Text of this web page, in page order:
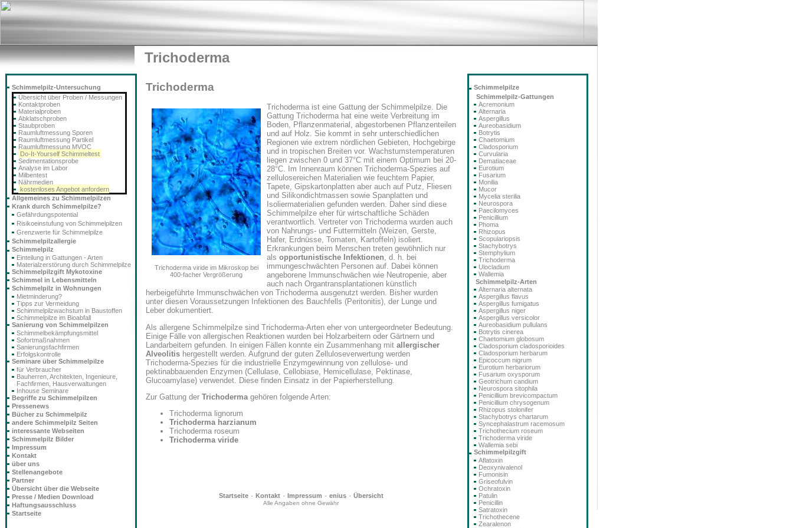
Trichoderma
Trichoderma
Trichoderma viride im Mikroskop bei
400-facher Vergrößerung
Trichoderma ist eine Gattung der Schimmelpilze. Die
Gattung Trichoderma hat eine weite Verbreitung im
Boden, Pflanzenmaterial, abgestorbenen Pflanzenteilen
und auf Holz. Sie kommt in sehr unterschiedlichen
Regionen wie extrem nördlichen Gebieten, Hochgebirge
und in tropischen Breiten vor. Wachstumstemperaturen
liegen zwischen 0 und 37°C mit einem Optimum bei 20-
28°C. Im Innenraum können Trichoderma-Spezies auf
zellulosereichen Materialien wie feuchtem Papier,
Tapete, Gipskartonplatten aber auch auf Putz, Fliesen
und Silikondichtmassen sowie Spanplatten und
Isoliermaterialien gefunden werden. Daher sind diese
Schimmelpilze eher für wirtschaftliche Schäden
verantwortlich. Vertreter von Trichoderma wurden auch
von Nahrungs- und Futtermitteln (Weizen, Gerste,
Hafer, Erdnüsse, Tomaten, Kartoffeln) isoliert.
Erkrankungen beim Menschen treten gewöhnlich nur
als opportunistische Infektionen, d. h. bei
immungeschwächten Personen auf. Dabei können
angeborene Immunschwächen wie Neutropenie, aber
auch nach Organtransplantationen künstlich
herbeigeführte Immunschwächen von Trichoderma ausgenutzt werden. Bisher wurden
unter diesen Voraussetzungen Infektionen des Bauchfells (Peritonitis), der Lunge und
Leber dokumentiert.
Als allergene Schimmelpilze sind Trichoderma-Arten eher von untergeordneter Bedeutung.
Einige Fälle von allergischen Reaktionen wurden bei Holzarbeitern oder Gärtnern und
Landarbeitern gefunden. In einigen Fällen konnte ein Zusammenhang mit allergischer
Alveolitis hergestellt werden. Aufgrund der guten Zelluloseverwertung werden
Trichoderma-Spezies für die industrielle Enzymgewinnung von zellulose- und
pektinabbauenden Enzymen (Cellulase, Cellobiase, Hemicellulase, Pektinase,
Glucoamylase) verwendet. Diese finden Einsatz in der Papierherstellung.
Zur Gattung der Trichodermagehören folgende Arten:
Trichoderma lignorum
Trichoderma harzianum
Trichoderma roseum
Trichoderma viride
Startseite· Kontakt· Impressum · enius· Übersicht
Alle Angaben ohne Gewähr
Schimmelpilz-Untersuchung
Übersicht über Proben / Messungen
Kontaktproben
Materialproben
Abklatschproben
Staubproben
Raumluftmessung Sporen
Raumluftmessung Partikel
Raumluftmessung MVOC
Do-It-Yourself Schimmeltest
Sedimentationsprobe
Analyse im Labor
Milbentest
Nährmedien
kostenloses Angebot anfordern
Allgemeines zu Schimmelpilzen
Krank durch Schimmelpilze?
Gefährdungspotential
Risikoeinstufung von Schimmelpilzen
Grenzwerte für Schimmelpilze
Schimmelpilzallergie
Schimmelpilz
Einteilung in Gattungen - Arten
Materialzerstörung durch Schimmelpilze
Schimmelpilzgift Mykotoxine
Schimmel in Lebensmitteln
Schimmelpilz in Wohnungen
Mietminderung?
Tipps zur Vermeidung
Schimmelpilzwachstum in Baustoffen
Schimmelpilze im Bioabfall
Sanierung von Schimmelpilzen
Schimmelbekämpfungsmittel
Sofortmaßnahmen
Sanierungsfachfirmen
Erfolgskontrolle
Seminare über Schimmelpilze
für Verbraucher
Bauherren, Architekten, Ingenieure,
Fachfirmen, Hausverwaltungen
Inhouse Seminare
Begriffe zu Schimmelpilzen
Pressenews
Bücher zu Schimmelpilz
andere Schimmelpilz Seiten
interessante Webseiten
Schimmelpilz Bilder
Impressum
Kontakt
über uns
Stellenangebote
Partner
Übersicht über die Webseite
Presse / Medien Download
Haftungsausschluss
Startseite
Schimmelpilze
Schimmelpilz-Gattungen
Acremonium
Alternaria
Aspergillus
Aureobasidium
Botrytis
Chaetomium
Cladosporium
Curvularia
Dematiaceae
Eurotium
Fusarium
Monilia
Mucor
Mycelia sterilia
Neurospora
Paecilomyces
Penicillium
Phoma
Rhizopus
Scopulariopsis
Stachybotrys
Stemphylium
Trichoderma
Ulocladium
Wallemia
Schimmelpilz-Arten
Alternaria alternata
Aspergillus flavus
Aspergillus fumigatus
Aspergillus niger
Aspergillus versicolor
Aureobasidium pullulans
Botrytis cinerea
Chaetomium globosum
Cladosporium cladosporioides
Cladosporium herbarum
Epicoccum nigrum
Eurotium herbariorum
Fusarium oxysporum
Geotrichum candium
Neurospora sitophila
Penicillium brevicompactum
Penicillium chrysogenum
Rhizopus stolonifer
Stachybotrys chartarum
Syncephalastrum racemosum
Trichothecium roseum
Trichoderma viride
Wallemia sebi
Schimmelpilzgift
Aflatoxin
Deoxynivalenol
Fumonisin
Griseofulvin
Ochratoxin
Patulin
Penicillin
Satratoxin
Trichothecene
Zearalenon